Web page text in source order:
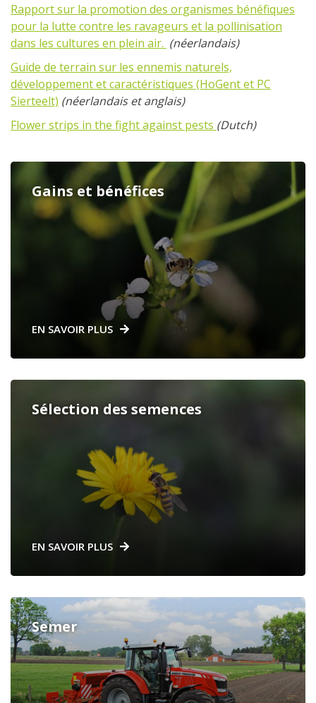
Rapport sur la promotion des organismes bénéfiques
pour la lutte contre les ravageurs et la pollinisation
dans les cultures en plein air. (néerlandais)
Guide de terrain sur les ennemis naturels,
développement et caractéristiques (HoGent et PC
Sierteelt) (néerlandais et anglais)
Flower strips in the fight against pests (Dutch)
Gains et bénéfices
EN SAVOIR PLUS
Sélection des semences
EN SAVOIR PLUS
Semer